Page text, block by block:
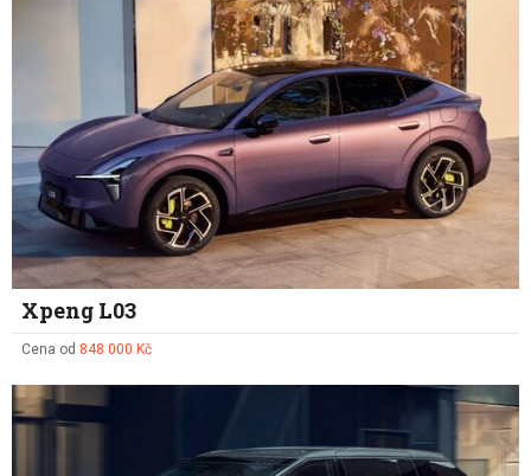
Xpeng L03
Cena od 848 000 Kč